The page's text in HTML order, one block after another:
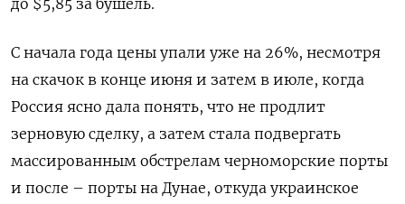
С начала года цены упали уже на 26%, несмотря
на скачок в конце июня и затем в июле, когда
Россия ясно дала понять, что не продлит
зерновую сделку, а затем стала подвергать
массированным обстрелам черноморские порты
и после – порты на Дунае, откуда украинское